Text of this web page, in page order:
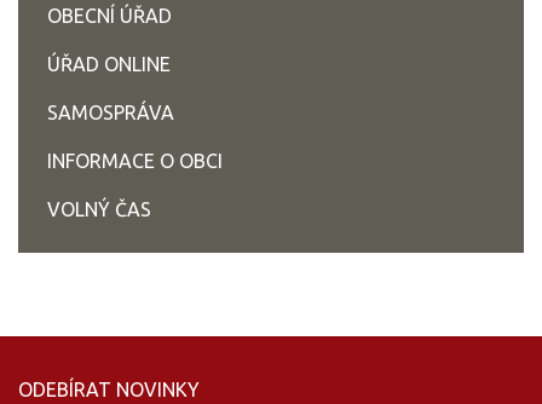
OBECNÍ ÚŘAD
ÚŘAD ONLINE
SAMOSPRÁVA
INFORMACE O OBCI
VOLNÝ ČAS
ODEBÍRAT NOVINKY